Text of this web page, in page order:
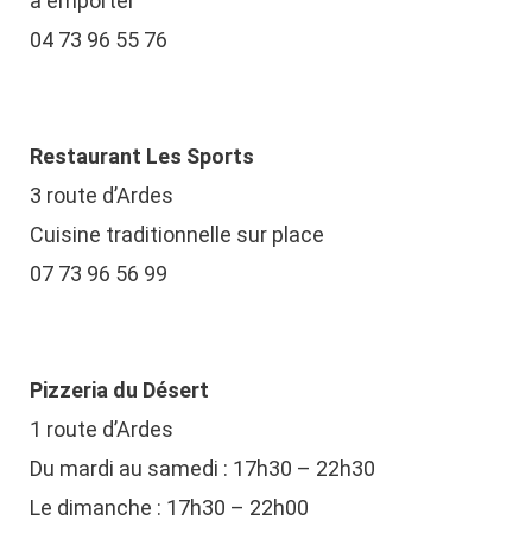
04 73 96 55 76
Restaurant Les Sports
3 route d’Ardes
Cuisine traditionnelle sur place
07 73 96 56 99
Pizzeria du Désert
1 route d’Ardes
Du mardi au samedi : 17h30 – 22h30
Le dimanche : 17h30 – 22h00